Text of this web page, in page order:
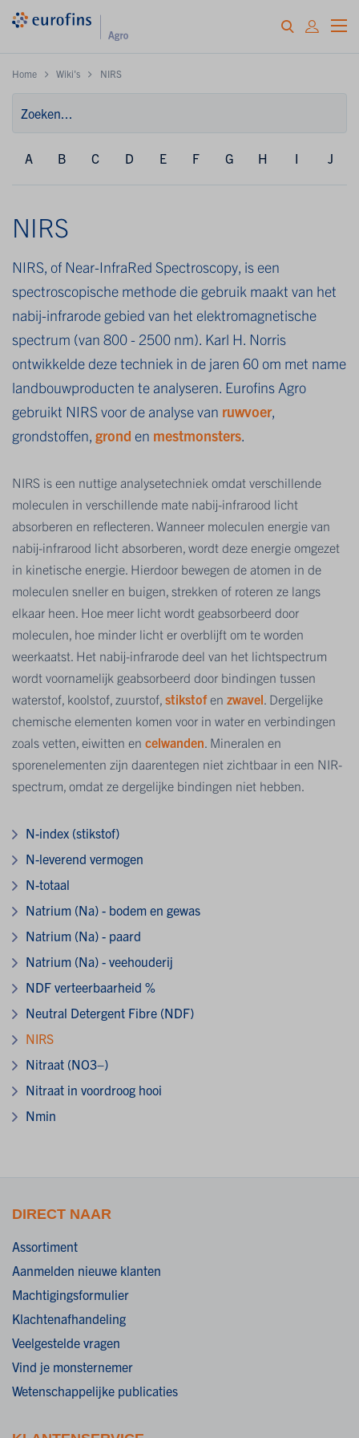
Home Wiki's NIRS
A B C D E F G H I J
NIRS
NIRS, of Near-InfraRed Spectroscopy, is een
spectroscopische methode die gebruik maakt van het
nabij-infrarode gebied van het elektromagnetische
spectrum (van 800 - 2500 nm). Karl H. Norris
ontwikkelde deze techniek in de jaren 60 om met name
landbouwproducten te analyseren. Eurofins Agro
gebruikt NIRS voor de analyse van ruwvoer,
grondstoffen, grond en mestmonsters.
NIRS is een nuttige analysetechniek omdat verschillende
moleculen in verschillende mate nabij-infrarood licht
absorberen en reflecteren. Wanneer moleculen energie van
nabij-infrarood licht absorberen, wordt deze energie omgezet
in kinetische energie. Hierdoor bewegen de atomen in de
moleculen sneller en buigen, strekken of roteren ze langs
elkaar heen. Hoe meer licht wordt geabsorbeerd door
moleculen, hoe minder licht er overblijft om te worden
weerkaatst. Het nabij-infrarode deel van het lichtspectrum
wordt voornamelijk geabsorbeerd door bindingen tussen
waterstof, koolstof, zuurstof, stikstofen zwavel . Dergelijke
chemische elementen komen voor in water en verbindingen
zoals vetten, eiwitten en celwanden . Mineralen en
sporenelementen zijn daarentegen niet zichtbaar in een NIR-
spectrum, omdat ze dergelijke bindingen niet hebben.
N-index (stikstof)
N-leverend vermogen
N-totaal
Natrium (Na) - bodem en gewas
Natrium (Na) - paard
Natrium (Na) - veehouderij
NDF verteerbaarheid %
Neutral Detergent Fibre (NDF)
NIRS
Nitraat (NO3−)
Nitraat in voordroog hooi
Nmin
DIRECT NAAR
Assortiment
Aanmelden nieuwe klanten
Machtigingsformulier
Klachtenafhandeling
Veelgestelde vragen
Vind je monsternemer
Wetenschappelijke publicaties